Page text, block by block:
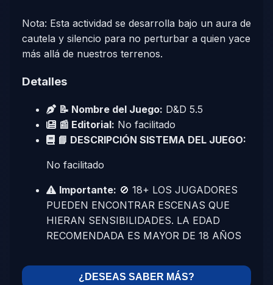
Nota: Esta actividad se desarrolla bajo un aura de
cautela y silencio para no perturbar a quien yace
más allá de nuestros terrenos.
Detalles
📝 Nombre del Juego: D&D 5.5
📰 Editorial: No facilitado
📘 DESCRIPCIÓN SISTEMA DEL JUEGO:
No facilitado
Importante: 🚫 18+ LOS JUGADORES
PUEDEN ENCONTRAR ESCENAS QUE
HIERAN SENSIBILIDADES. LA EDAD
RECOMENDADA ES MAYOR DE 18 AÑOS
¿DESEAS SABER MÁS?